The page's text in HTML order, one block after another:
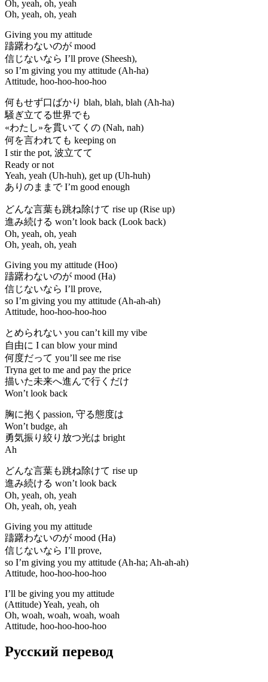
Oh, yeah, oh, yeah
Oh, yeah, oh, yeah
Giving you my attitude
躊躇わないのが mood
信じないなら I’ll prove (Sheesh),
so I’m giving you my attitude (Ah-ha)
Attitude, hoo-hoo-hoo-hoo
何もせず口ばかり blah, blah, blah (Ah-ha)
騒ぎ立てる世界でも
«わたし»を貫いてくの (Nah, nah)
何を言われても keeping on
I stir the pot, 波立てて
Ready or not
Yeah, yeah (Uh-huh), get up (Uh-huh)
ありのままで I’m good enough
どんな言葉も跳ね除けて rise up (Rise up)
進み続ける won’t look back (Look back)
Oh, yeah, oh, yeah
Oh, yeah, oh, yeah
Giving you my attitude (Hoo)
躊躇わないのが mood (Ha)
信じないなら I’ll prove,
so I’m giving you my attitude (Ah-ah-ah)
Attitude, hoo-hoo-hoo-hoo
とめられない you can’t kill my vibe
自由に I can blow your mind
何度だって you’ll see me rise
Tryna get to me and pay the price
描いた未来へ進んで行くだけ
Won’t look back
胸に抱くpassion, 守る態度は
Won’t budge, ah
勇気振り絞り放つ光は bright
Ah
どんな言葉も跳ね除けて rise up
進み続ける won’t look back
Oh, yеah, oh, yeah
Oh, yeah, oh, yeah
Giving you my attitudе
躊躇わないのが mood (Ha)
信じないなら I’ll prove,
so I’m giving you my attitude (Ah-ha; Ah-ah-ah)
Attitude, hoo-hoo-hoo-hoo
I’ll be giving you my attitude
(Attitude) Yeah, yeah, oh
Oh, woah, woah, woah, woah
Attitude, hoo-hoo-hoo-hoo
Русский перевод